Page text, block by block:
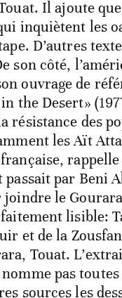
Il ajoute
inquiètent les
D’autres
son côté,
ouvrage de
the Desert»
résistance des
les Aït
passait par Beni
joindre le
lisible:
et de la
Touat.
pas
sources les